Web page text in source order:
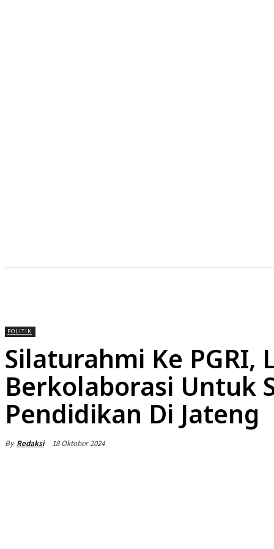
POLITIK
Silaturahmi Ke PGRI,
Berkolaborasi Untuk
Pendidikan Di Jateng
By Redaksi 18 Oktober 2024